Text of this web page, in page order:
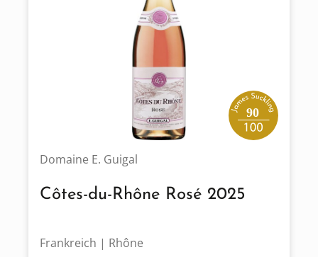
90
Domaine E. Guigal
Côtes-du-Rhône Rosé 2025
Frankreich | Rhône